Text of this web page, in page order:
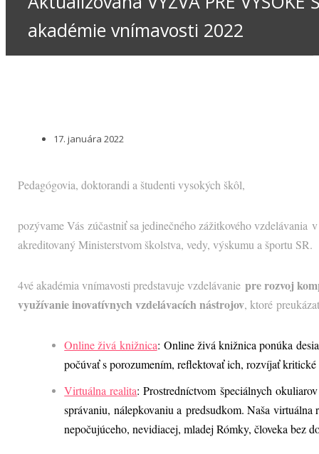
akadémie vnímavosti 2022
17. januára 2022
Pedagógovia, doktorandi a študenti vysokých škôl,
pozývame Vás zúčastniť sa jedinečného zážitkového vzdelávania
akreditovaný Ministerstvom školstva, vedy, výskumu a športu SR.
4vé akadémia vnímavosti predstavuje vzdelávanie pre rozvoj
využívanie inovatívnych vzdelávacích nástrojov, ktoré
Online živá knižnica: Online živá knižnica ponúka
počúvať s porozumením, reflektovať ich, rozvíjať
Virtuálna realita: Prostredníctvom špeciálnych
správaniu, nálepkovaniu a predsudkom. Naša
nepočujúceho, nevidiacej, mladej Rómky, človeka bez